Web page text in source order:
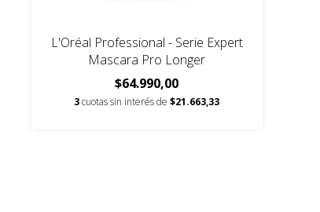
L'Oréal Professional - Serie Expert
Mascara Pro Longer
$64.990,00
3cuotas sin interés de$21.663,33